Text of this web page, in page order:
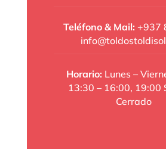
Teléfono & Mail: +937
Horario: Lunes –
13:30 – 16:00, 19:00
Cerrado